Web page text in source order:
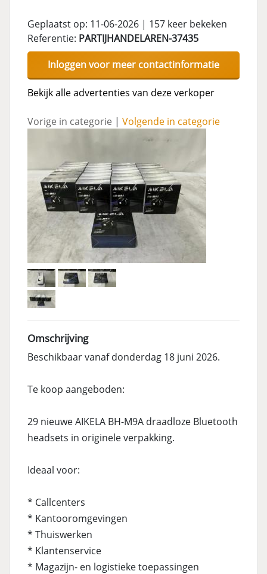
Geplaatst op: 11-06-2026 | 157 keer bekeken
Referentie: PARTIJHANDELAREN-37435
Inloggen voor meer contactinformatie
Bekijk alle advertenties van deze verkoper
Vorige in categorie | Volgende in categorie
Omschrijving
Beschikbaar vanaf donderdag 18 juni 2026.
Te koop aangeboden:
29 nieuwe AIKELA BH-M9A draadloze Bluetooth
headsets in originele verpakking.
Ideaal voor:
* Callcenters
* Kantooromgevingen
* Thuiswerken
* Klantenservice
* Magazijn- en logistieke toepassingen